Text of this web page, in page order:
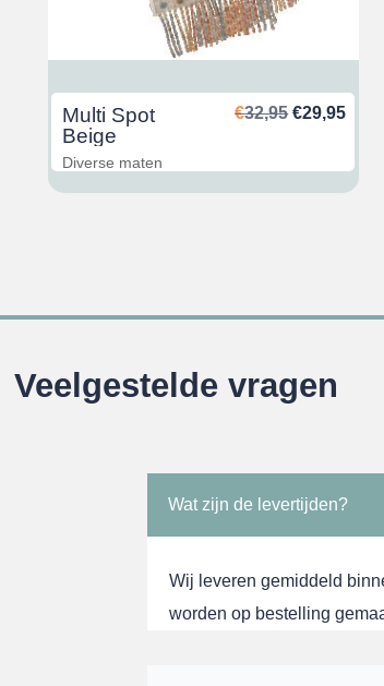
Multi Spot
Beige
€32,95
€32,95.
€29,95
Diverse maten
Veelgestelde vragen
Wat zijn de levertijden?
Wij leveren gemiddeld
worden op bestelling